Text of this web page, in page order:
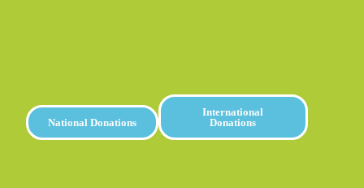
National Donations
International
Donations